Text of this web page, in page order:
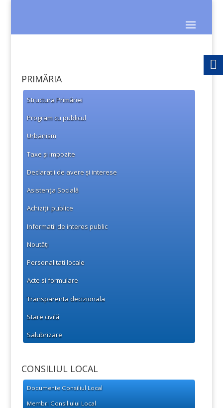
PRIMĂRIA
Structura Primăriei
Program cu publicul
Urbanism
Taxe și impozite
Declaratii de avere și interese
Asistența Socială
Achiziții publice
Informatii de interes public
Noutăți
Personalitati locale
Acte si formulare
Transparenta decizionala
Stare civilă
Salubrizare
CONSILIUL LOCAL
Documente Consiliul Local
Membri Consiliului Local